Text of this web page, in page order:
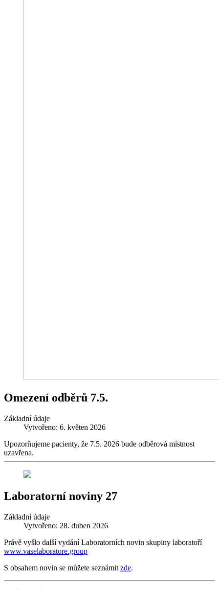
Omezení odběrů 7.5.
Základní údaje
Vytvořeno: 6. květen 2026
Upozorňujeme pacienty, že 7.5. 2026 bude odběrová místnost
uzavřena.
Laboratorní noviny 27
Základní údaje
Vytvořeno: 28. duben 2026
Právě vyšlo další vydání Laboratorních novin skupiny laboratoří
www.vaselaboratore.group
S obsahem novin se můžete seznámit zde.